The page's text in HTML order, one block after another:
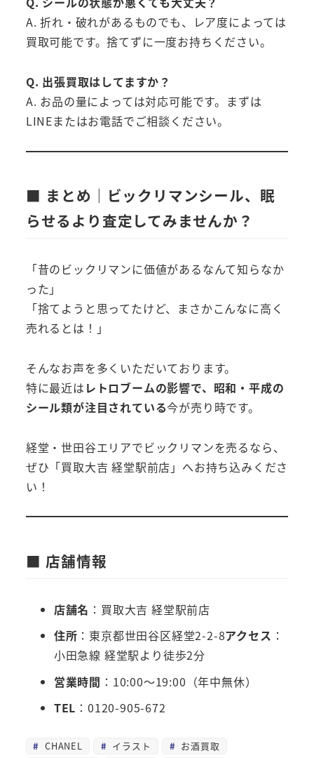
A. 折れ・破れがあるものでも、レア度によっては
買取可能です。捨てずに一度お持ちください。
Q. 出張買取はしてますか？
A. お品の量によっては対応可能です。まずは
LINEまたはお電話でご相談ください。
■ まとめ｜ビックリマンシール、眠
らせるより査定してみませんか？
「昔のビックリマンに価値があるなんて知らなか
った」
「捨てようと思ってたけど、まさかこんなに高く
売れるとは！」
そんなお声を多くいただいております。
特に最近は レトロブームの影響で、昭和・平成の
シール類が注目されている今が売り時です。
経堂・世田谷エリアでビックリマンを売るなら、
ぜひ「買取大吉 経堂駅前店」へお持ち込みくださ
い！
■ 店舗情報
店舗名 ：買取大吉 経堂駅前店
住所 ：東京都世田谷区経堂2-2-8アクセス ：
小田急線 経堂駅より徒歩2分
営業時間 ：10:00～19:00（年中無休）
TEL ：0120-905-672
CHANEL イラスト お酒買取